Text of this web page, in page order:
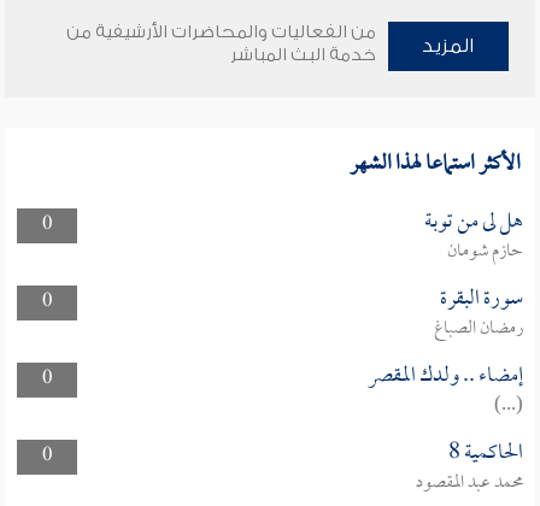
المزيد
من الفعاليات والمحاضرات الأرشيفية من
خدمة البث المباشر
الأكثر استماعا لهذا الشهر
0 هل لى من توبة
حازم شومان
0
سورة البقرة
رمضان الصباغ
0
إمضاء .. ولدك المقصر
(...)
0
الحاكمية 8
محمد عبد المقصود